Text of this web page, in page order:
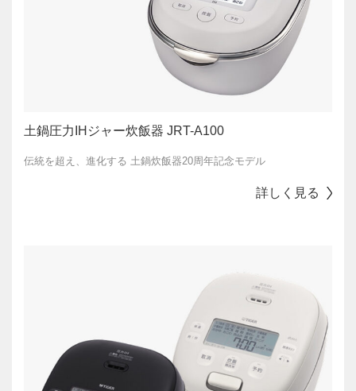
土鍋圧力IHジャー炊飯器 JRT-A100
伝統を超え、進化する 土鍋炊飯器20周年記念モデル
詳しく見る